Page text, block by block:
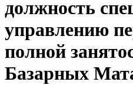
должность
управлению
полной
Базарных